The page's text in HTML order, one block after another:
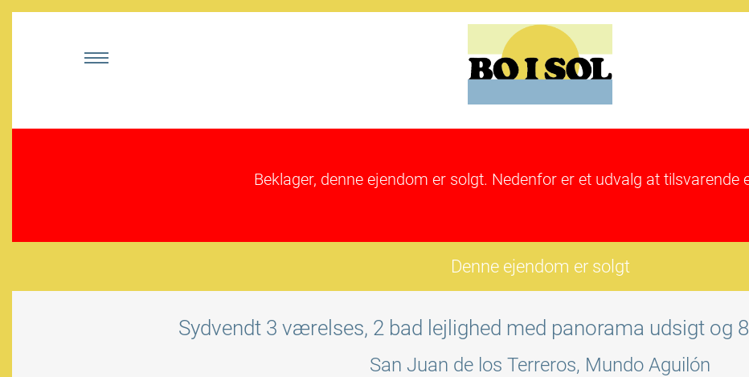
Beklager, denne ejendom er solgt. Nedenfor er et udvalg at tilsvarende
Denne ejendom er solgt
Sydvendt 3 værelses, 2 bad lejlighed med panorama udsigt og
San Juan de los Terreros, Mundo Aguilón